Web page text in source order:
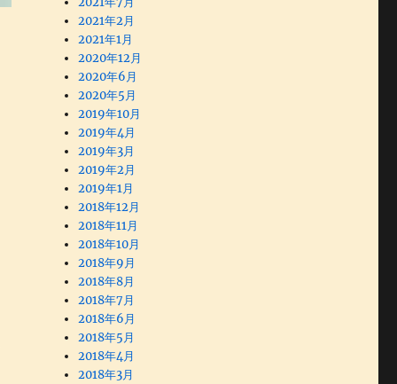
2021年2月
2021年1月
2020年12月
2020年6月
2020年5月
2019年10月
2019年4月
2019年3月
2019年2月
2019年1月
2018年12月
2018年11月
2018年10月
2018年9月
2018年8月
2018年7月
2018年6月
2018年5月
2018年4月
2018年3月